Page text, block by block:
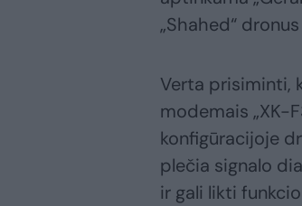
„Shahed“
Verta prisiminti,
modemais „XK-
konfigūracijoje
plečia signalo
ir gali likti